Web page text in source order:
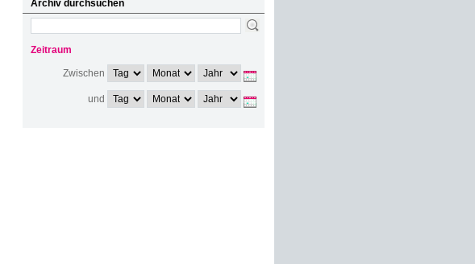
Archiv durchsuchen
Zeitraum
Zwischen
und